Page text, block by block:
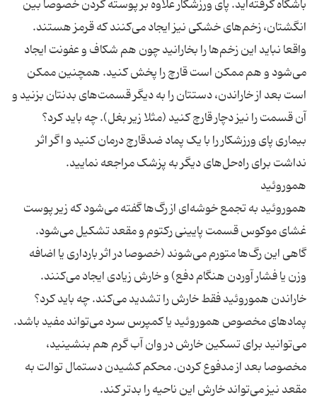
باشگاه گرفته‌اید. پای ورزشکار علاوه بر پوسته کردن خصوصا بین
انگشتان، زخم‌های خشکی نیز ایجاد می‌کنند که قرمز هستند.
واقعا نباید این زخم‌ها را بخارانید چون هم شکاف و عفونت ایجاد
می‌شود و هم ممکن است قارچ را پخش کنید. همچنین ممکن
است بعد از خاراندن، دستتان را به دیگر قسمت‌های بدنتان بزنید و
آن قسمت را نیز دچار قارچ کنید (مثلا زیر بغل). چه باید کرد؟
بیماری پای ورزشکار را با یک پماد ضدقارچ درمان کنید و اگر اثر
هموروئید به تجمع خوشه‌ای از رگ‌ها گفته می‌شود که زیر پوست
غشای موکوس قسمت پایینی رکتوم و مقعد تشکیل می‌شود.
گاهی این رگ‌ها متورم می‌شوند (خصوصا در اثر بارداری یا اضافه
وزن یا فشار آوردن هنگام دفع) و خارش زیادی ایجاد می‌کنند.
خاراندن هموروئید فقط خارش را تشدید می‌کند. چه باید کرد؟
پمادهای مخصوص هموروئید یا کمپرس سرد می‌تواند مفید باشد.
می‌توانید برای تسکین خارش در وان آب گرم هم بنشینید،
مخصوصا بعد از مدفوع کردن. محکم کشیدن دستمال توالت به
مقعد نیز می‌تواند خارش این ناحیه را بدتر کند.